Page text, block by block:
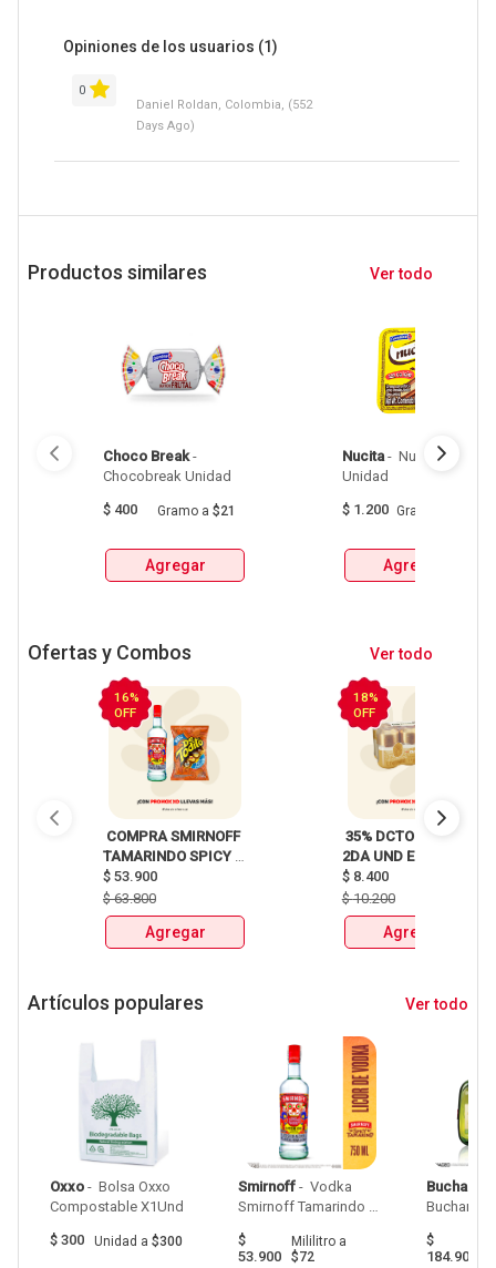
Opiniones de los usuarios (1)
0
Daniel Roldan, Colombia, (552
Days Ago)
Productos similares Ver todo
Choco Break -
$ 400 Gramo a $21
Agregar
Nucita - Nucita Crema
$ 1.200 Gramo
Agregar
Ofertas y Combos Ver todo
16%
OFF
COMPRA SMIRNOFF
TAMARINDO SPICY
X750ml Y LLEVATE
DETODITO 165GR o
150GR
$ 53.900
$63.800
Agregar
18%
OFF
35% DCTO EN LA
2DA UND EN
CERVEZA CLUB
COLOMBIA LATA
X330ml
$ 8.400
$10.200
Agregar
Artículos populares Ver todo
Oxxo - Bolsa Oxxo
$ 300 Unidad a $300
Smirnoff - Vodka
Smirnoff Tamarindo
$
53.900
Mililitroa
$72
$
184.900